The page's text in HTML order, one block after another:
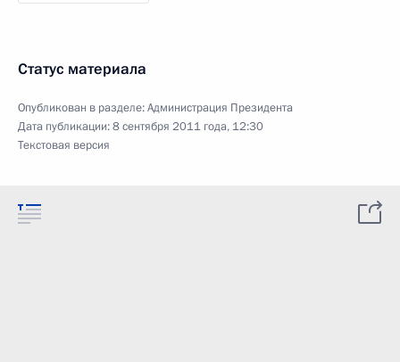
Статус материала
Опубликован в разделе:Администрация Президента
Дата публикации:8 сентября 2011 года, 12:30
Текстовая версия